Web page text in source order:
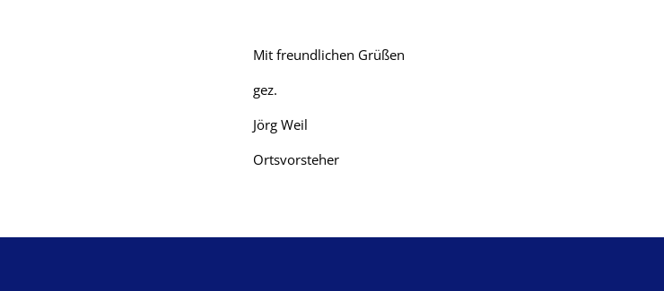
Mit freundlichen Grüßen
gez.
Jörg Weil
Ortsvorsteher